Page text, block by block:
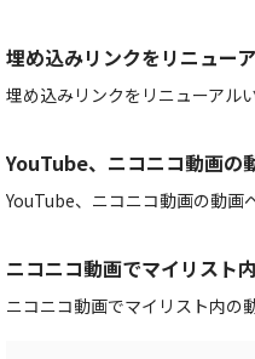
埋め込みリンクをリニュー
埋め込みリンクをリニューアル
YouTube、ニコニコ動画の
YouTube、ニコニコ動画の動画
ニコニコ動画でマイリスト
ニコニコ動画でマイリスト内の